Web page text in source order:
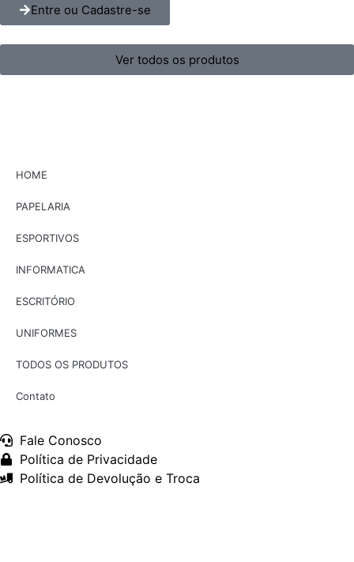
Entre ou Cadastre-se
Ver todos os produtos
HOME
PAPELARIA
ESPORTIVOS
INFORMATICA
ESCRITÓRIO
UNIFORMES
TODOS OS PRODUTOS
Contato
Fale Conosco
Política de Privacidade
Política de Devolução e Troca